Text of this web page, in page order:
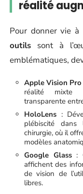
réalité
Pour donner vie
outils sont à
emblématiques,
Apple Vision Pro
réalité mixte
transparente
HoloLens :
plébiscité
chirurgie, où il
modèles
Google Glass:
affichent des
de vision de
libres.